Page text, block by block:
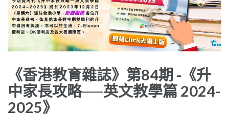
《香港教育雜誌》第84期 -《升
中家長攻略──英文教學篇 2024-
2025》